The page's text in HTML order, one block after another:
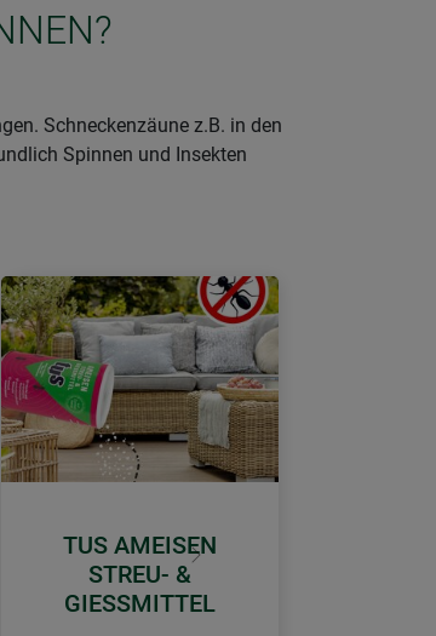
Schneckenzäune z.B. in den
Spinnen und Insekten
TUS AMEISEN
STREU- &
GIESSMITTEL
Weiter